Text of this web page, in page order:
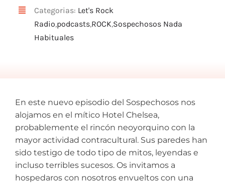
Categorias: Let's Rock
Radio,podcasts,ROCK,Sospechosos Nada
Habituales
En este nuevo episodio del Sospechosos nos
alojamos en el mítico Hotel Chelsea,
probablemente el rincón neoyorquino con la
mayor actividad contracultural. Sus paredes han
sido testigo de todo tipo de mitos, leyendas e
incluso terribles sucesos. Os invitamos a
hospedaros con nosotros envueltos con una